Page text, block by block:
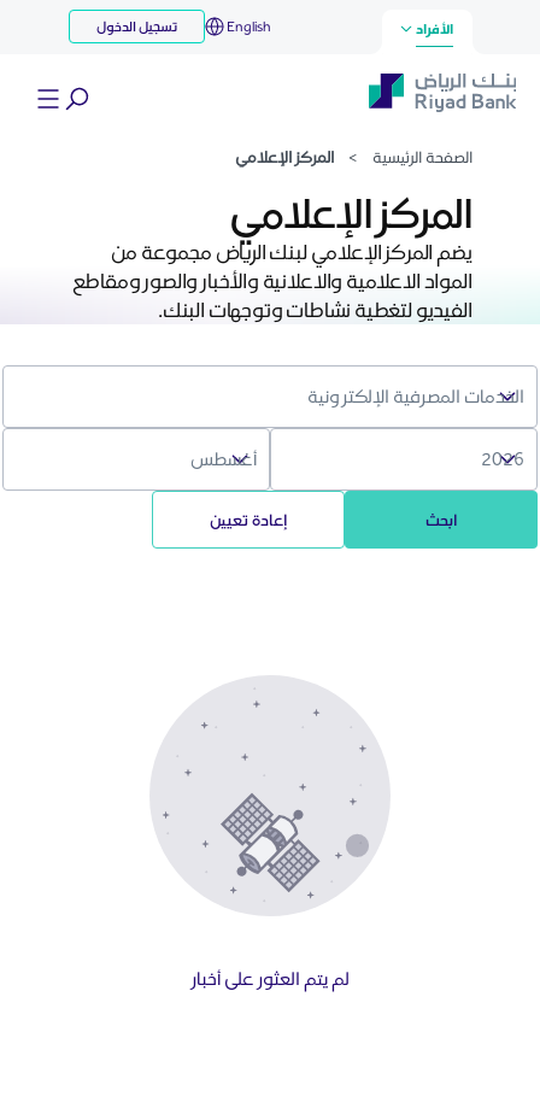
تخطي إلى المحتوى الرئيسي
الإعلامي
الأفراد English تسجيل الدخول
الصفحة الرئيسية > المركز الإعلامي
المركز الإعلامي
يضم المركز الإعلامي لبنك الرياض مجموعة من
المواد الاعلامية والاعلانية والأخبار والصور ومقاطع
الفيديو لتغطية نشاطات وتوجهات البنك.
ابحث إعادة تعيين
لم يتم العثور على أخبار